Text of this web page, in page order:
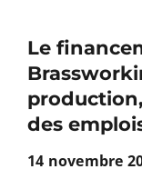
Le
des
14 novembre